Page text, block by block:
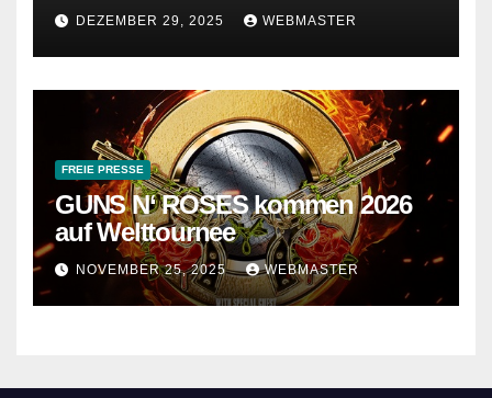
DEZEMBER 29, 2025 WEBMASTER
FREIE PRESSE
GUNS N‘ ROSES kommen 2026
auf Welttournee
NOVEMBER 25, 2025 WEBMASTER